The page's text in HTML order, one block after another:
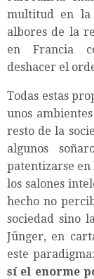
multitud en la
albores de la
en Francia
deshacer el
Todas estas
unos
resto de la
algunos
patentizarse en
los salones
hecho no
sociedad sino
Jünger, en
este
sí el enorme